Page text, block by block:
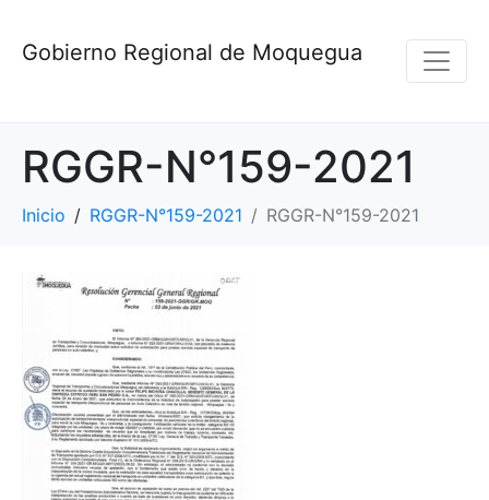
Gobierno Regional de Moquegua
RGGR-N°159-2021
Inicio RGGR-N°159-2021 RGGR-N°159-2021